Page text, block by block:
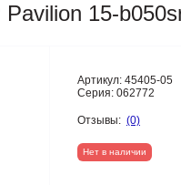
Pavilion 15-
Артикул: 45405-05
Серия: 062772
Отзывы: (0)
Нет в наличии